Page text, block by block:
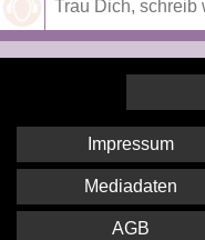
Impressum
Mediadaten
AGB